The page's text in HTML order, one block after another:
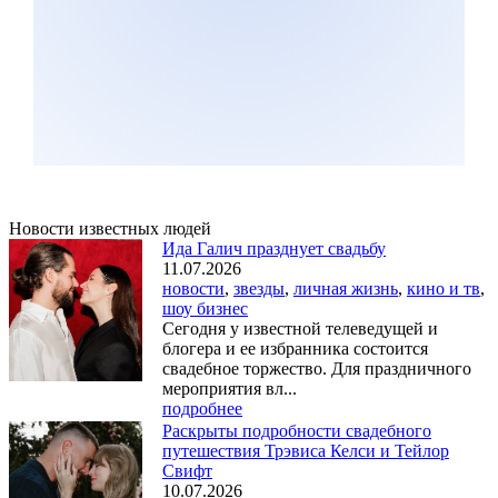
Новости известных людей
Ида Галич празднует свадьбу
11.07.2026
новости, звезды, личная жизнь, кино и тв,
шоу бизнес
Сегодня у известной телеведущей и
блогера и ее избранника состоится
свадебное торжество. Для праздничного
мероприятия вл...
подробнее
Раскрыты подробности свадебного
путешествия Трэвиса Келси и Тейлор
Свифт
10.07.2026